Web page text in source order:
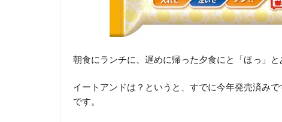
朝食にランチに、遅めに帰った夕食にと「ほっ」
イートアンドは？というと、すでに今年発売済み
です。